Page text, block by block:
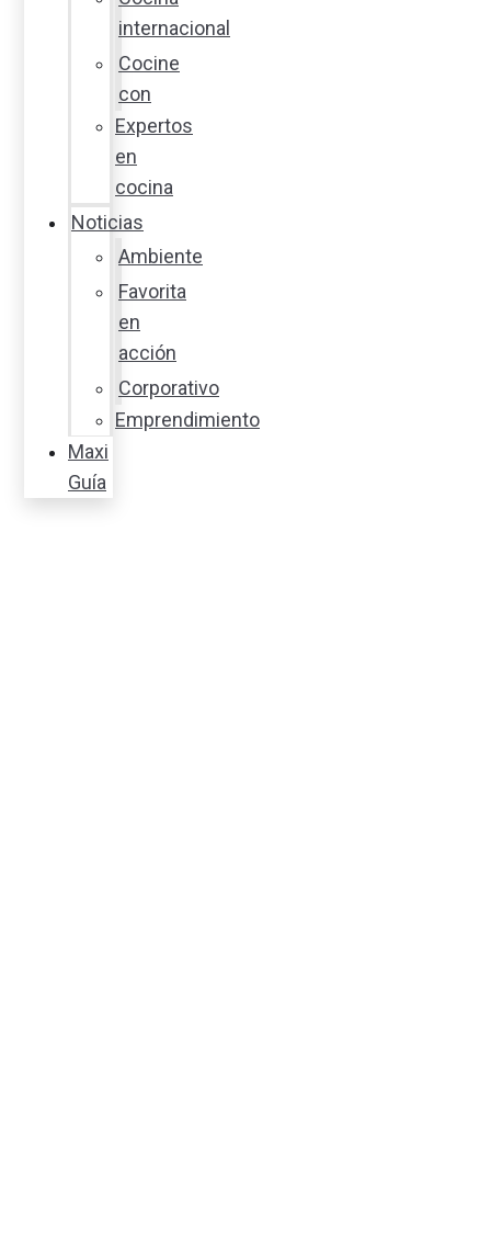
internacional
Cocine
con
Expertos
en
cocina
Noticias
Ambiente
Favorita
en
acción
Corporativo
Emprendimiento
Maxi
Guía